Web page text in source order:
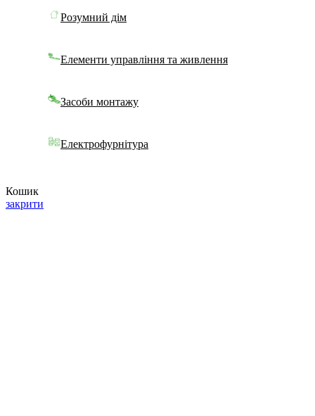
Розумний дім
Елементи управління та живлення
Засоби монтажу
Електрофурнітура
Кошик
закрити